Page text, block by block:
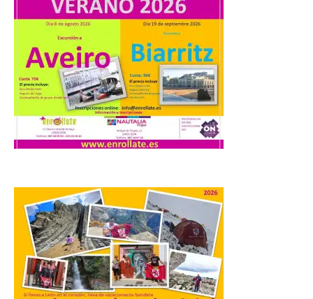
macroevento, un festival
cultural transformador
que apuesta por el legado.
6 Ago 2026
Los días 7, 8 y 9 de agosto
de 2026, Camarzana de
Tera volverá a convertirse
en punto de encuentro,
fenómenos de […]
El Ayuntamiento de
Cabrillanes analizará,
conforme a la legalidad, la
solicitud para la